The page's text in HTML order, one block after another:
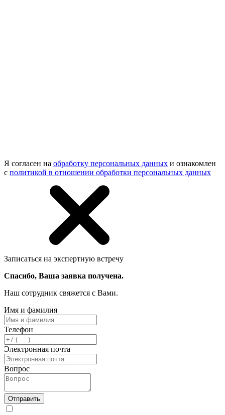
Я согласен на обработку персональных данных и ознакомлен
с политикой в отношении обработки персональных данных
Записаться на экспертную встречу
Спасибо, Ваша заявка получена.
Наш сотрудник свяжется с Вами.
Имя и фамилия
Телефон
Электронная почта
Вопрос
Отправить